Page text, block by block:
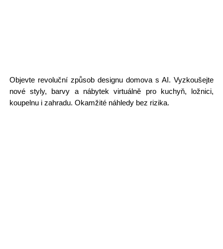
Objevte revoluční způsob designu domova s AI. Vyzkoušejte
nové styly, barvy a nábytek virtuálně pro kuchyň, ložnici,
koupelnu i zahradu. Okamžité náhledy bez rizika.